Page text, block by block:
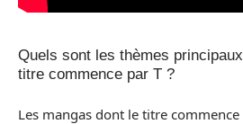
Quels sont les thèmes
titre commence par T ?
Les mangas dont le titre